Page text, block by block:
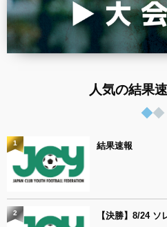
人気の結果
結果速報
1
【決勝】8/24
2